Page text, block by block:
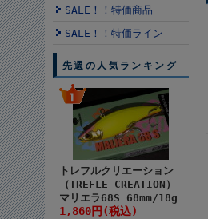
SALE！！特価商品
SALE！！特価ライン
先週の人気ランキング
トレフルクリエーション
（TREFLE CREATION）
マリエラ68S 68mm/18g
1,860円(税込)